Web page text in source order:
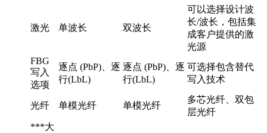
激光 单波长 双波长
可以选择设计波
长/波长，包括集
成客户提供的激
光源
FBG
写入
选项
逐点 (PbP)、逐
行(LbL)
逐点 (PbP)、逐
行(LbL)
可选择包含替代
写入技术
光纤 单模光纤 单模光纤
多芯光纤、双包
层光纤
***大